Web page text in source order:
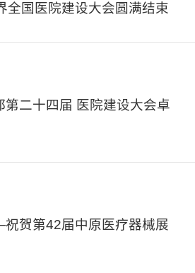
全国医院建设大会圆满结束
第二十四届 医院建设大会卓
贺第42届中原医疗器械展